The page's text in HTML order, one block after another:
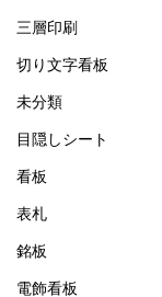
三層印刷
切り文字看板
未分類
目隠しシート
看板
表札
銘板
電飾看板